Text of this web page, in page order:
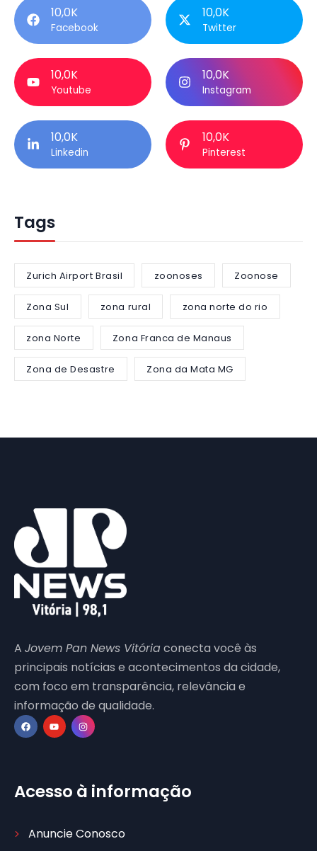
10,0K
Facebook
10,0K
Twitter
10,0K
Youtube
10,0K
Instagram
10,0K
Linkedin
10,0K
Pinterest
Tags
Zurich Airport Brasil zoonoses Zoonose
Zona Sul zona rural zona norte do rio
zona Norte Zona Franca de Manaus
Zona de Desastre Zona da Mata MG
A Jovem Pan News Vitóriaconecta você às
principais notícias e acontecimentos da cidade,
com foco em transparência, relevância e
informação de qualidade.
Acesso à informação
Anuncie Conosco